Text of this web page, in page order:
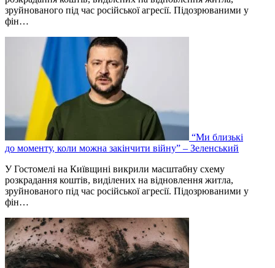
зруйнованого під час російської агресії. Підозрюваними у
фін…
“Ми близькі
до моменту, коли можна закінчити війну” – Зеленський
У Гостомелі на Київщині викрили масштабну схему
розкрадання коштів, виділених на відновлення житла,
зруйнованого під час російської агресії. Підозрюваними у
фін…